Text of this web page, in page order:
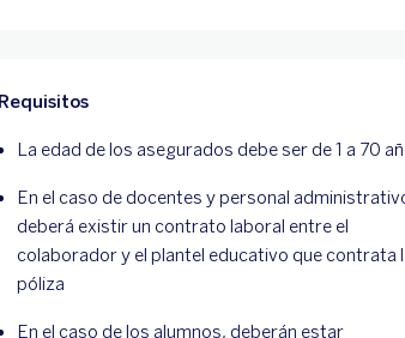
Requisitos
La edad de los asegurados debe ser de 1 a 70
En el caso de docentes y personal
deberá existir un contrato laboral entre el
colaborador y el plantel educativo que contrata
póliza
En el caso de los alumnos, deberán estar